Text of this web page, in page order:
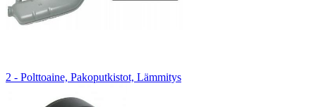
2 - Polttoaine, Pakoputkistot, Lämmitys